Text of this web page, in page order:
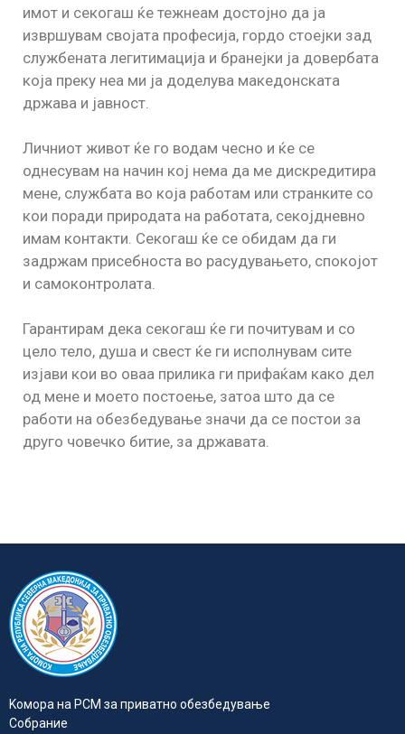
имот и секогаш ќе тежнеам достојно да ја
извршувам својата професија, гордо стоејки зад
службената легитимација и бранејки ја довербата
која преку неа ми ја доделува македонската
држава и јавност.
Личниот живот ќе го водам чесно и ќе се
однесувам на начин кој нема да ме дискредитира
мене, службата во која работам или странките со
кои поради природата на работата, секојдневно
имам контакти. Секогаш ќе се обидам да ги
задржам присебноста во расудувањето, спокојот
и самоконтролата.
Гарантирам дека секогаш ќе ги почитувам и со
цело тело, душа и свест ќе ги исполнувам сите
изјави кои во оваа прилика ги прифаќам како дел
од мене и моето постоење, затоа што да се
работи на обезбедување значи да се постои за
друго човечко битие, за државата.
Kомора на РСМ за приватно обезбедувањe
Собрание